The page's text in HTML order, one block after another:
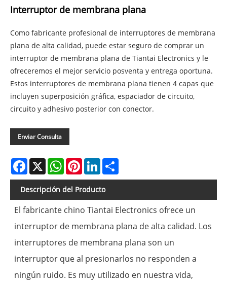
Interruptor de membrana plana
Como fabricante profesional de interruptores de membrana
plana de alta calidad, puede estar seguro de comprar un
interruptor de membrana plana de Tiantai Electronics y le
ofreceremos el mejor servicio posventa y entrega oportuna.
Estos interruptores de membrana plana tienen 4 capas que
incluyen superposición gráfica, espaciador de circuito,
circuito y adhesivo posterior con conector.
Enviar Consulta
Facebook
X WhatsAppPinterestLinkedIn
Descripción del Producto
El fabricante chino Tiantai Electronics ofrece un
interruptor de membrana plana de alta calidad. Los
interruptores de membrana plana son un
interruptor que al presionarlos no responden a
ningún ruido. Es muy utilizado en nuestra vida,